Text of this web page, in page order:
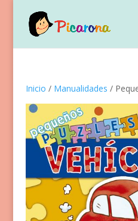
Inicio / Manualidades /